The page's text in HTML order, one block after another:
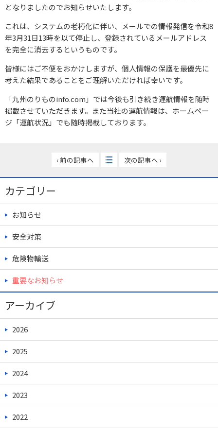
となりましたのでお知らせいたします。
これは、システムの老朽化に伴い、メールでの情報発信を令和8
年3月31日13時を以て停止し、登録されているメールアドレス
を完全に消去するというものです。
皆様にはご不便をおかけしますが、個人情報の保護を最優先に
考えた結果であることをご理解いただければ幸いです。
「九州のりものinfo.com」では今後も引き続き運航情報を随時
掲載させていただきます。また当社の運航情報は、ホームペー
ジ「運航状況」でも随時掲載しております。
‹ 前の記事へ 次の記事へ ›
カテゴリー
お知らせ
安全対策
危険物輸送
重要なお知らせ
アーカイブ
2026
2025
2024
2023
2022